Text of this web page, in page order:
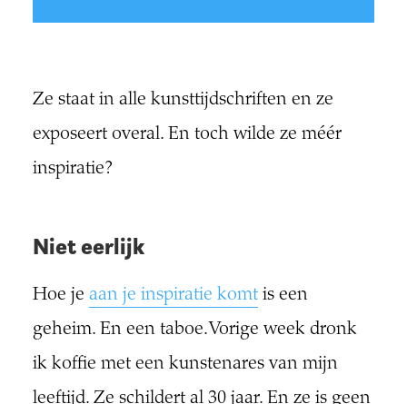
Ze staat in alle kunsttijdschriften en ze
exposeert overal. En toch wilde ze méér
inspiratie?
Niet eerlijk
Hoe je aan je inspiratie komtis een
geheim. En een taboe. Vorige week dronk
ik koffie met een kunstenares van mijn
leeftijd. Ze schildert al 30 jaar. En ze is geen